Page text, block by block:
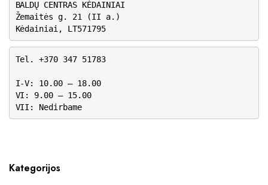
BALDŲ CENTRAS KĖDAINIAI
Žemaitės g. 21 (II a.)
Kėdainiai, LT571795
Tel. +370 347 51783
I-V: 10.00 – 18.00
VI: 9.00 – 15.00
VII: Nedirbame
Kategorijos